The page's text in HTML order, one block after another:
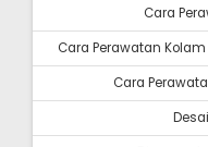
Cara
Cara Perawatan
Cara